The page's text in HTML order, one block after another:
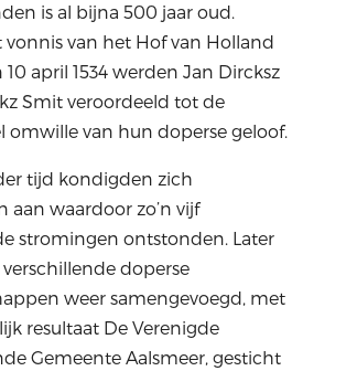
is al bijna 500 jaar oud.
vonnis van het Hof van Holland
10 april 1534 werden Jan Dircksz
Smit veroordeeld tot de
omwille van hun doperse geloof.
tijd kondigden zich
aan waardoor zo’n vijf
stromingen ontstonden. Later
doperse
weer samengevoegd, met
resultaat De Verenigde
Gemeente Aalsmeer, gesticht